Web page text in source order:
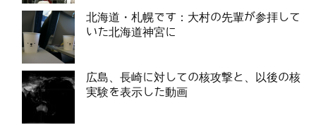
北海道・札幌です：大村の先輩が参拝して
いた北海道神宮に
広島、長崎に対しての核攻撃と、以後の核
実験を表示した動画